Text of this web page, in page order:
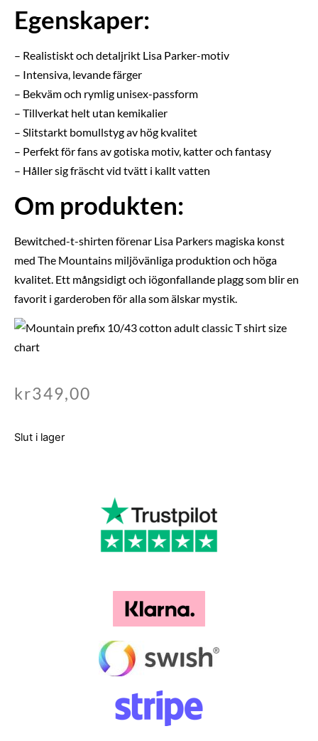
Egenskaper:
– Realistiskt och detaljrikt Lisa Parker-motiv
– Intensiva, levande färger
– Bekväm och rymlig unisex-passform
– Tillverkat helt utan kemikalier
– Slitstarkt bomullstyg av hög kvalitet
– Perfekt för fans av gotiska motiv, katter och fantasy
– Håller sig fräscht vid tvätt i kallt vatten
Om produkten:
Bewitched-t-shirten förenar Lisa Parkers magiska konst
med The Mountains miljövänliga produktion och höga
kvalitet. Ett mångsidigt och iögonfallande plagg som blir en
favorit i garderoben för alla som älskar mystik.
kr349,00
Slut i lager